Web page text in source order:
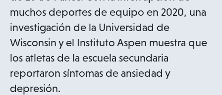
muchos deportes de equipo en 2020, una
investigación de la Universidad de
Wisconsin y el Instituto Aspen muestra que
los atletas de la escuela secundaria
reportaron síntomas de ansiedad y
depresión.